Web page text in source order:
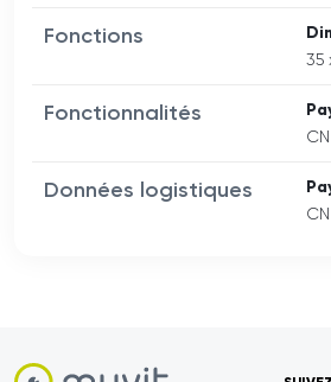
Fonctions
35
Fonctionnalités
CN
Données logistiques
CN